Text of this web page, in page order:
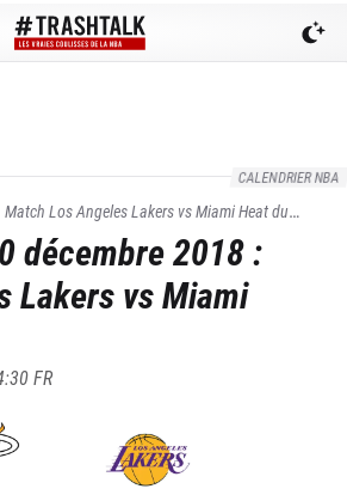
CALENDRIER NBA
Match Los Angeles Lakers vsMiami Heatdu
décembre 2018:
Lakers vsMiami
FR